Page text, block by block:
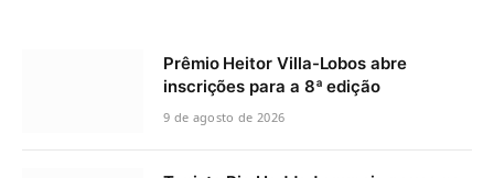
Prêmio Heitor Villa-Lobos abre
inscrições para a 8ª edição
9 de agosto de 2026